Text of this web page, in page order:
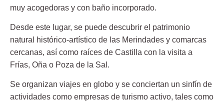
muy acogedoras y con baño incorporado.
Desde este lugar, se puede descubrir el patrimonio
natural histórico-artístico de las Merindades y comarcas
cercanas, así como raíces de Castilla con la visita a
Frías, Oña o Poza de la Sal.
Se organizan viajes en globo y se conciertan un sinfín de
actividades como empresas de turismo activo, tales como